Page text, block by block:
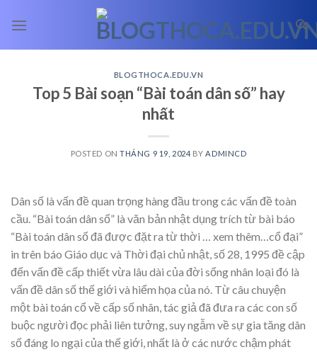
BLOGTHOCA.EDU.VN
Top 5 Bài soạn “Bài toán dân số” hay
nhất
POSTED ONTHÁNG 9 19, 2024 BY ADMINCD
Dân số là vấn đề quan trọng hàng đầu trong các vấn đề toàn
cầu. “Bài toán dân số” là văn bản nhật dụng trích từ bài báo
“Bài toán dân số đã được đặt ra từ thời
… xem thêm… cổ đại”
in trên báo Giáo dục và Thời đại chủ nhật, số 28, 1995 đề cập
đến vấn đề cấp thiết vừa lâu dài của đời sống nhân loại đó là
vấn đề dân số thế giới và hiểm họa của nó. Từ câu chuyện
một bài toán cổ về cấp số nhân, tác giả đã đưa ra các con số
buộc người đọc phải liên tưởng, suy ngẫm về sự gia tăng dân
số đáng lo ngại của thế giới, nhất là ở các nước chậm phát